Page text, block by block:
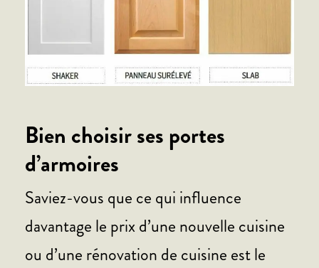
Bien choisir ses portes
d’armoires
Saviez-vous que ce qui influence
davantage le prix d’une nouvelle cuisine
ou d’une rénovation de cuisine est le